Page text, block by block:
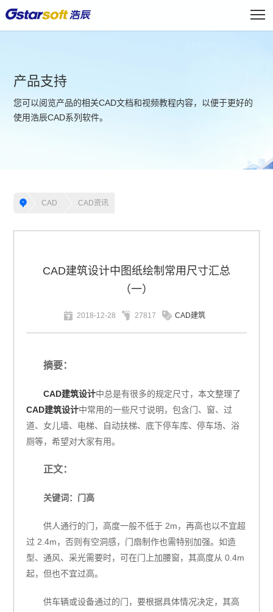
产品支持
您可以阅览产品的相关CAD文档和视频教程内容，以便于更好的
使用浩辰CAD系列软件。
CAD CAD资讯
CAD建筑设计中图纸绘制常用尺寸汇总
（一）
2018-12-28 27817 CAD建筑
摘要：
CAD建筑设计中总是有很多的规定尺寸，本文整理了
CAD建筑设计中常用的一些尺寸说明，包含门、窗、过
道、女儿墙、电梯、自动扶梯、底下停车库、停车场、浴
厕等，希望对大家有用。
正文：
关键词：门高
供人通行的门，高度一般不低于 2m，再高也以不宜超
过 2.4m，否则有空洞感，门扇制作也需特别加强。如造
型、通风、采光需要时，可在门上加腰窗，其高度从 0.4m
起，但也不宜过高。
供车辆或设备通过的门，要根据具体情况决定，其高